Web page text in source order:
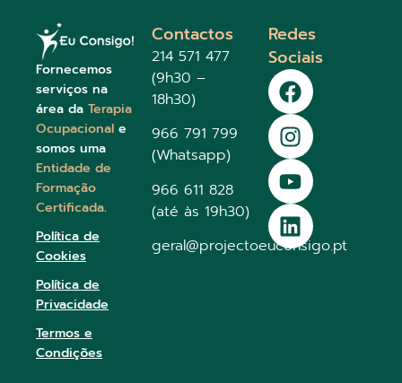
Fornecemos
serviços na
área da Terapia
Ocupacional e
somos uma
Entidade de
Formação
Certificada.
Política de
Cookies
Política de
Privacidade
Termos e
Condições
Contactos
214 571 477
(9h30 –
18h30)
966 791 799
(Whatsapp)
966 611 828
(até às 19h30)
geral@projectoeuconsigo.pt
Redes
Sociais